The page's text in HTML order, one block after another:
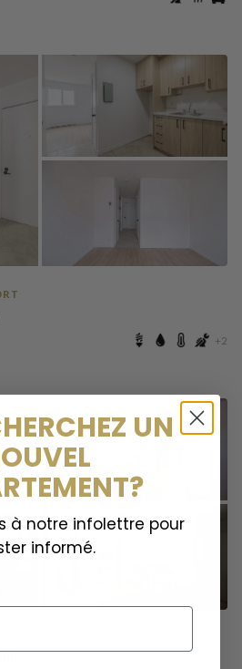
+2
UN
à notre infolettre pour
informé.